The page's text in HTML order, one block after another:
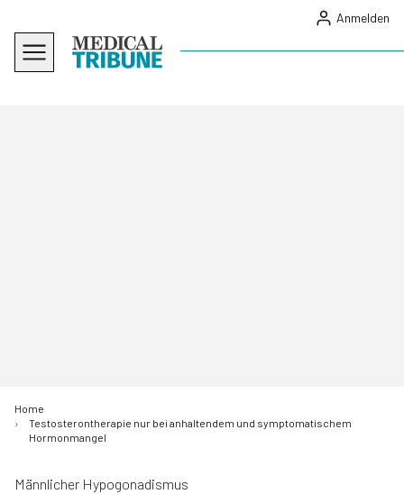
Anmelden
Home
Testosterontherapie nur bei anhaltendem und symptomatischem
Hormonmangel
Männlicher Hypogonadismus